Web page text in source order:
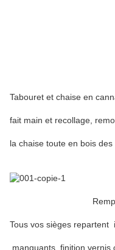
Tabouret et chaise en
fait main et recollage,
la chaise toute en bois
Tous vos sièges repartent
manquants, finition vernis